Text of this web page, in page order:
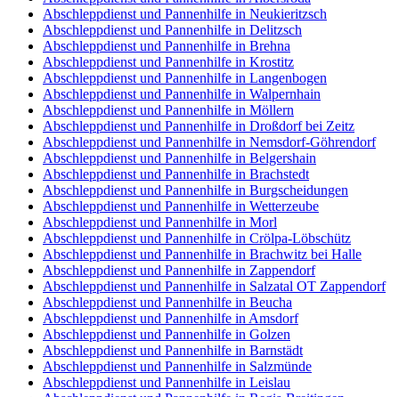
Abschleppdienst und Pannenhilfe in Neukieritzsch
Abschleppdienst und Pannenhilfe in Delitzsch
Abschleppdienst und Pannenhilfe in Brehna
Abschleppdienst und Pannenhilfe in Krostitz
Abschleppdienst und Pannenhilfe in Langenbogen
Abschleppdienst und Pannenhilfe in Walpernhain
Abschleppdienst und Pannenhilfe in Möllern
Abschleppdienst und Pannenhilfe in Droßdorf bei Zeitz
Abschleppdienst und Pannenhilfe in Nemsdorf-Göhrendorf
Abschleppdienst und Pannenhilfe in Belgershain
Abschleppdienst und Pannenhilfe in Brachstedt
Abschleppdienst und Pannenhilfe in Burgscheidungen
Abschleppdienst und Pannenhilfe in Wetterzeube
Abschleppdienst und Pannenhilfe in Morl
Abschleppdienst und Pannenhilfe in Crölpa-Löbschütz
Abschleppdienst und Pannenhilfe in Brachwitz bei Halle
Abschleppdienst und Pannenhilfe in Zappendorf
Abschleppdienst und Pannenhilfe in Salzatal OT Zappendorf
Abschleppdienst und Pannenhilfe in Beucha
Abschleppdienst und Pannenhilfe in Amsdorf
Abschleppdienst und Pannenhilfe in Golzen
Abschleppdienst und Pannenhilfe in Barnstädt
Abschleppdienst und Pannenhilfe in Salzmünde
Abschleppdienst und Pannenhilfe in Leislau